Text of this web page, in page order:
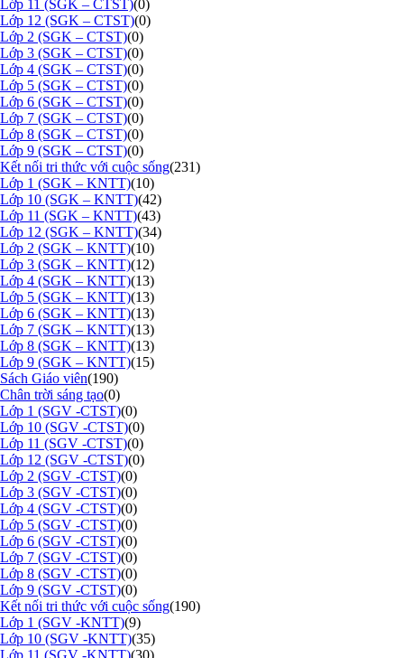
Lớp 11 (SGK – CTST)(0)
Lớp 12 (SGK – CTST)(0)
Lớp 2 (SGK – CTST)(0)
Lớp 3 (SGK – CTST)(0)
Lớp 4 (SGK – CTST)(0)
Lớp 5 (SGK – CTST)(0)
Lớp 6 (SGK – CTST)(0)
Lớp 7 (SGK – CTST)(0)
Lớp 8 (SGK – CTST)(0)
Lớp 9 (SGK – CTST)(0)
Kết nối tri thức với cuộc sống(231)
Lớp 1 (SGK – KNTT)(10)
Lớp 10 (SGK – KNTT)(42)
Lớp 11 (SGK – KNTT)(43)
Lớp 12 (SGK – KNTT)(34)
Lớp 2 (SGK – KNTT)(10)
Lớp 3 (SGK – KNTT)(12)
Lớp 4 (SGK – KNTT)(13)
Lớp 5 (SGK – KNTT)(13)
Lớp 6 (SGK – KNTT)(13)
Lớp 7 (SGK – KNTT)(13)
Lớp 8 (SGK – KNTT)(13)
Lớp 9 (SGK – KNTT)(15)
Sách Giáo viên(190)
Chân trời sáng tạo(0)
Lớp 1 (SGV -CTST)(0)
Lớp 10 (SGV -CTST)(0)
Lớp 11 (SGV -CTST)(0)
Lớp 12 (SGV -CTST)(0)
Lớp 2 (SGV -CTST)(0)
Lớp 3 (SGV -CTST)(0)
Lớp 4 (SGV -CTST)(0)
Lớp 5 (SGV -CTST)(0)
Lớp 6 (SGV -CTST)(0)
Lớp 7 (SGV -CTST)(0)
Lớp 8 (SGV -CTST)(0)
Lớp 9 (SGV -CTST)(0)
Kết nối tri thức với cuộc sống(190)
Lớp 1 (SGV -KNTT)(9)
Lớp 10 (SGV -KNTT)(35)
Lớp 11 (SGV -KNTT)(30)